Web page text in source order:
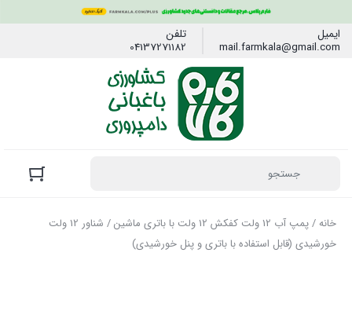
ایمیل
mail.farmkala@gmail.com
تلفن
04137271182
خانه/پمپ آب 12 ولت کفکش 12 ولت با باتری ماشین
/ شناور 12 ولت
خورشیدی (قابل استفاده با باتری و پنل خورشیدی)